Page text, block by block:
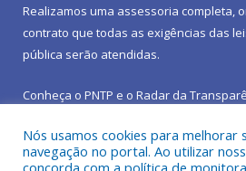
Realizamos uma assessoria completa,
contrato que todas as exigências das
pública serão atendidas.
Conheça o PNTP e o Radar da
Nós usamos cookies para melhorar
navegação no portal. Ao utilizar
concorda com a política de